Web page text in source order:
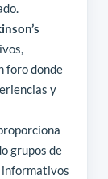
foro donde
y
grupos de
informativos